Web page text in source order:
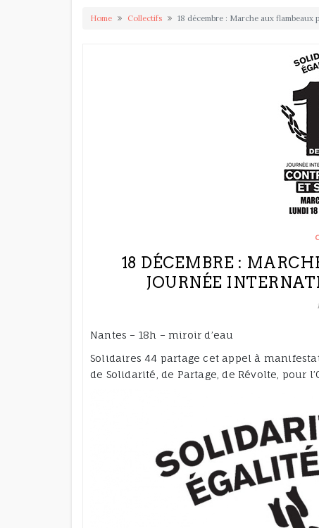
Home Collectifs 18 décembre : Marche aux
18 DÉCEMBRE :
JOURNÉE
Nantes – 18h – miroir d’eau
Solidaires 44 partage cet appel à
de Solidarité, de Partage, de Révolte, pour